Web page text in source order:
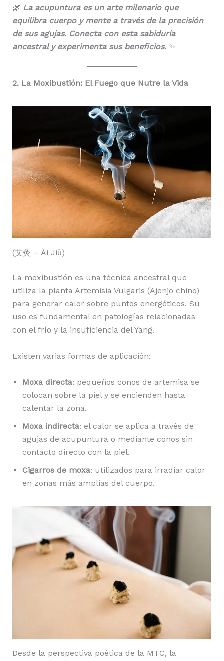
🌿 La acupuntura es un arte milenario que
equilibra cuerpo y mente a través de la precisión
de sus agujas. Conecta con esta sabiduría
ancestral y experimenta sus beneficios.✨
2. La Moxibustión: El Fuego que Nutre la Vida
(艾灸 – Ài Jiǔ)
La moxibustión es una técnica ancestral que
utiliza la planta Artemisia Vulgaris (Ajenjo chino)
para generar calor sobre puntos energéticos. Su
uso es fundamental en patologías relacionadas
con el frío y la insuficiencia del Yang.
Existen varias formas de aplicación:
Moxa directa: pequeños conos de artemisa se
colocan sobre la piel y se encienden hasta
calentar la zona.
Moxa indirecta: el calor se aplica a través de
agujas de acupuntura o mediante conos sin
contacto directo con la piel.
Cigarros de moxa: utilizados para irradiar calor
en zonas más amplias del cuerpo.
Desde la perspectiva poética de la MTC, la